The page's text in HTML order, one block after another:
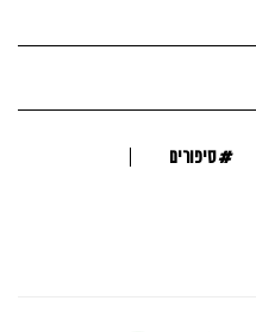
#סיפורים